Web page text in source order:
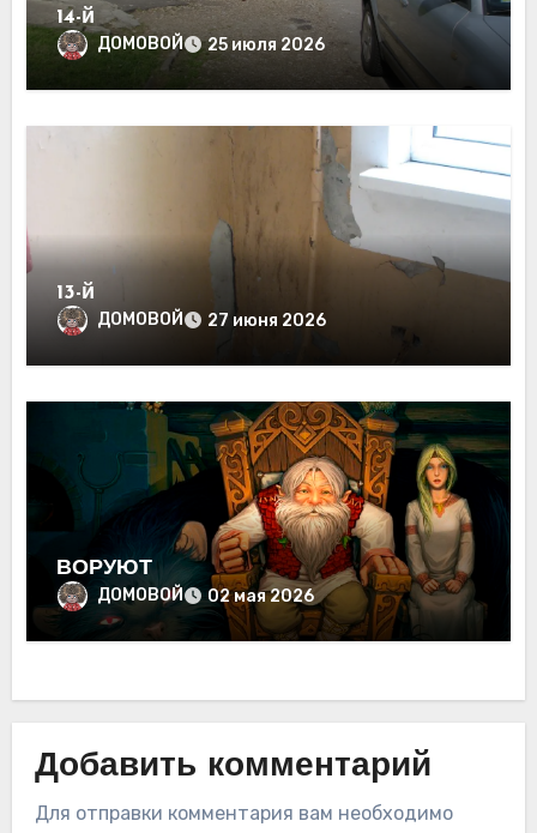
14-й
ДОМОВОЙ 25 июля 2026
13-й
ДОМОВОЙ 27 июня 2026
ВОРУЮТ
ДОМОВОЙ 02 мая 2026
Добавить комментарий
Для отправки комментария вам необходимо